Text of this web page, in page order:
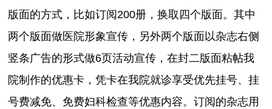
版面的方式，比如订阅200册，换取四个版面。其中
两个版面做医院形象宣传，另外两个版面以杂志右侧
竖条广告的形式做6页活动宣传，在封二版面粘帖我
院制作的优惠卡，凭卡在我院就诊享受优先挂号、挂
号费减免、免费妇科检查等优惠内容。订阅的杂志用